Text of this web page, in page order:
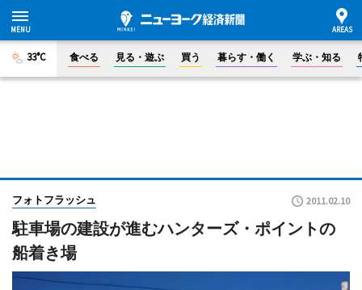
33°C 食べる 見る・遊ぶ 買う 暮らす・働く 学ぶ・知る
フォトフラッシュ 2011.02.10
駐車場の建設が進むハンターズ・ポイントの
船着き場